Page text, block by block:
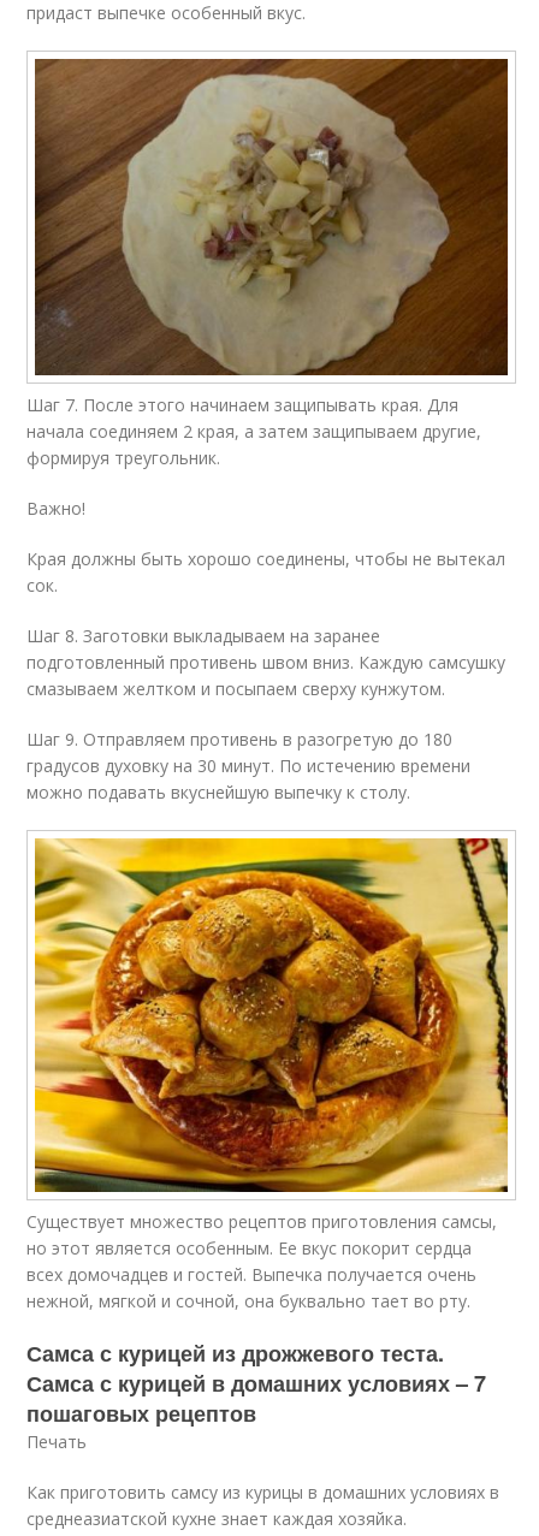
придаст выпечке особенный вкус.
Шаг 7. После этого начинаем защипывать края. Для
начала соединяем 2 края, а затем защипываем другие,
формируя треугольник.
Важно!
Края должны быть хорошо соединены, чтобы не вытекал
сок.
Шаг 8. Заготовки выкладываем на заранее
подготовленный противень швом вниз. Каждую самсушку
смазываем желтком и посыпаем сверху кунжутом.
Шаг 9. Отправляем противень в разогретую до 180
градусов духовку на 30 минут. По истечению времени
можно подавать вкуснейшую выпечку к столу.
Существует множество рецептов приготовления самсы,
но этот является особенным. Ее вкус покорит сердца
всех домочадцев и гостей. Выпечка получается очень
нежной, мягкой и сочной, она буквально тает во рту.
Самса с курицей из дрожжевого теста.
Самса с курицей в домашних условиях – 7
пошаговых рецептов
Печать
Как приготовить самсу из курицы в домашних условиях в
среднеазиатской кухне знает каждая хозяйка.